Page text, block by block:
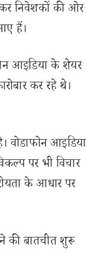
निवेशकों की ओर
हैं।
आइडिया के शेयर
कर रहे थे।
वोडाफोन आइडिया
पर भी विचार
के आधार पर
की बातचीत शुरू